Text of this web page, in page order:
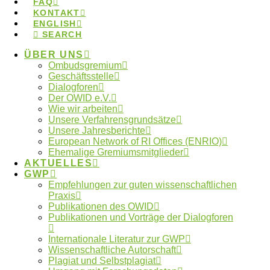
KONTAKT
ENGLISH
SEARCH
ÜBER UNS
Ombudsgremium
Geschäftsstelle
Dialogforen
Der OWID e.V.
Wie wir arbeiten
Unsere Verfahrensgrundsätze
Unsere Jahresberichte
European Network of RI Offices (ENRIO)
Ehemalige Gremiumsmitglieder
AKTUELLES
GWP
Empfehlungen zur guten wissenschaftlichen
Praxis
Publikationen des OWID
Publikationen und Vorträge der Dialogforen
Internationale Literatur zur GWP
Wissenschaftliche Autorschaft
Plagiat und Selbstplagiat
Ombudsverfahren,Ombudswesen
Wo finde ich meine lokale
Ombudsperson?
Kontakt zum Ombudsgremium